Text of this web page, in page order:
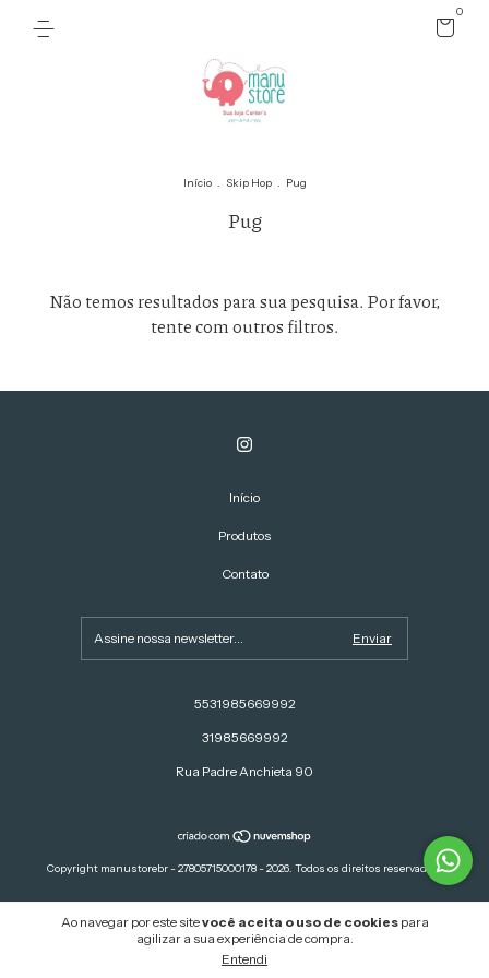
0
Ao navegar por este sitevocê aceita o uso de cookiespara
agilizar a sua experiência de compra.
Entendi
Início Skip Hop Pug
Pug
Não temos resultados para sua pesquisa. Por favor,
tente com outros filtros.
Início
Produtos
Contato
5531985669992
31985669992
Rua Padre Anchieta 90
Copyright manustorebr - 27805715000178 - 2026. Todos os direitos reservados.